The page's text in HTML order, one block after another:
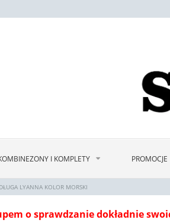
I KOMPLETY PROMOCJE
LYANNA KOLOR MORSKI
o sprawdzanie dokładnie